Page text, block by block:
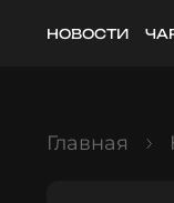
НОВОСТИ
Главная